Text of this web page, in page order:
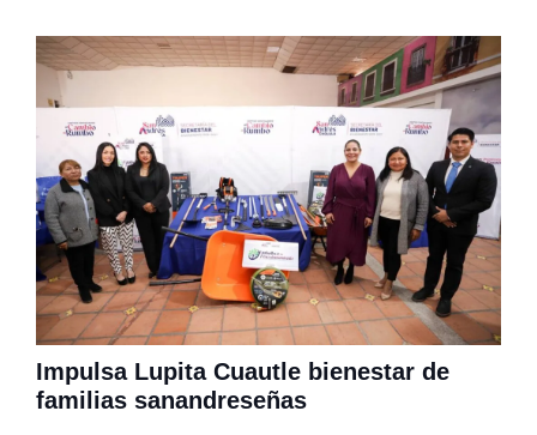
Impulsa Lupita Cuautle bienestar de
familias sanandreseñas